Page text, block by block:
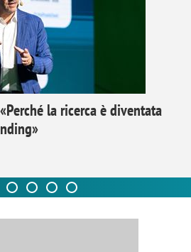
la ricerca è diventata